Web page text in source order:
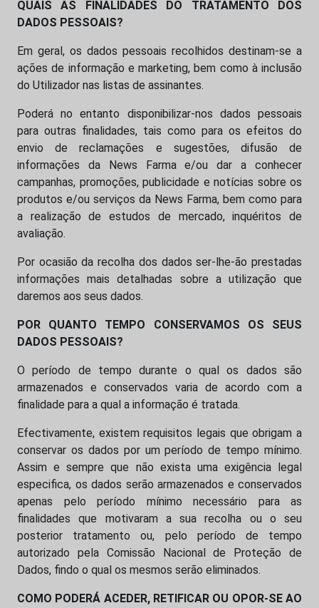
QUAIS AS FINALIDADES DO TRATAMENTO DOS
DADOS PESSOAIS?
Em geral, os dados pessoais recolhidos destinam-se a
ações de informação e marketing, bem como à inclusão
do Utilizador nas listas de assinantes.
Poderá no entanto disponibilizar-nos dados pessoais
para outras finalidades, tais como para os efeitos do
envio de reclamações e sugestões, difusão de
informações da News Farma e/ou dar a conhecer
campanhas, promoções, publicidade e notícias sobre os
produtos e/ou serviços da News Farma, bem como para
a realização de estudos de mercado, inquéritos de
avaliação.
Por ocasião da recolha dos dados ser-lhe-ão prestadas
informações mais detalhadas sobre a utilização que
daremos aos seus dados.
POR QUANTO TEMPO CONSERVAMOS OS SEUS
DADOS PESSOAIS?
O período de tempo durante o qual os dados são
armazenados e conservados varia de acordo com a
finalidade para a qual a informação é tratada.
Efectivamente, existem requisitos legais que obrigam a
conservar os dados por um período de tempo mínimo.
Assim e sempre que não exista uma exigência legal
especifica, os dados serão armazenados e conservados
apenas pelo período mínimo necessário para as
finalidades que motivaram a sua recolha ou o seu
posterior tratamento ou, pelo período de tempo
autorizado pela Comissão Nacional de Proteção de
Dados, findo o qual os mesmos serão eliminados.
COMO PODERÁ ACEDER, RETIFICAR OU OPOR-SE AO